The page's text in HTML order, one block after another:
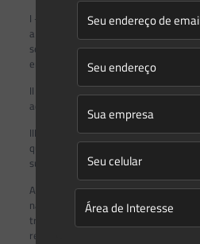
I – envio de documentação ou de
a análise da matéria, incluídos a
serem respondidos e outros
entenda pertinente abordar;
II – prazo de trinta dias para
admitida redução ou ampliação,
III – encaminhamento das
que justificará a utilização ou não do
suas decisões.
Art. 10. A participação no Comitê
na Câmara de Assuntos Regulatórios
trabalho temáticos será considerada
relevante, não remunerada.